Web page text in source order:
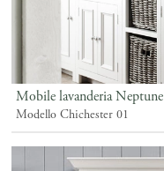
Mobile lavanderia Neptune
Modello Chichester 01